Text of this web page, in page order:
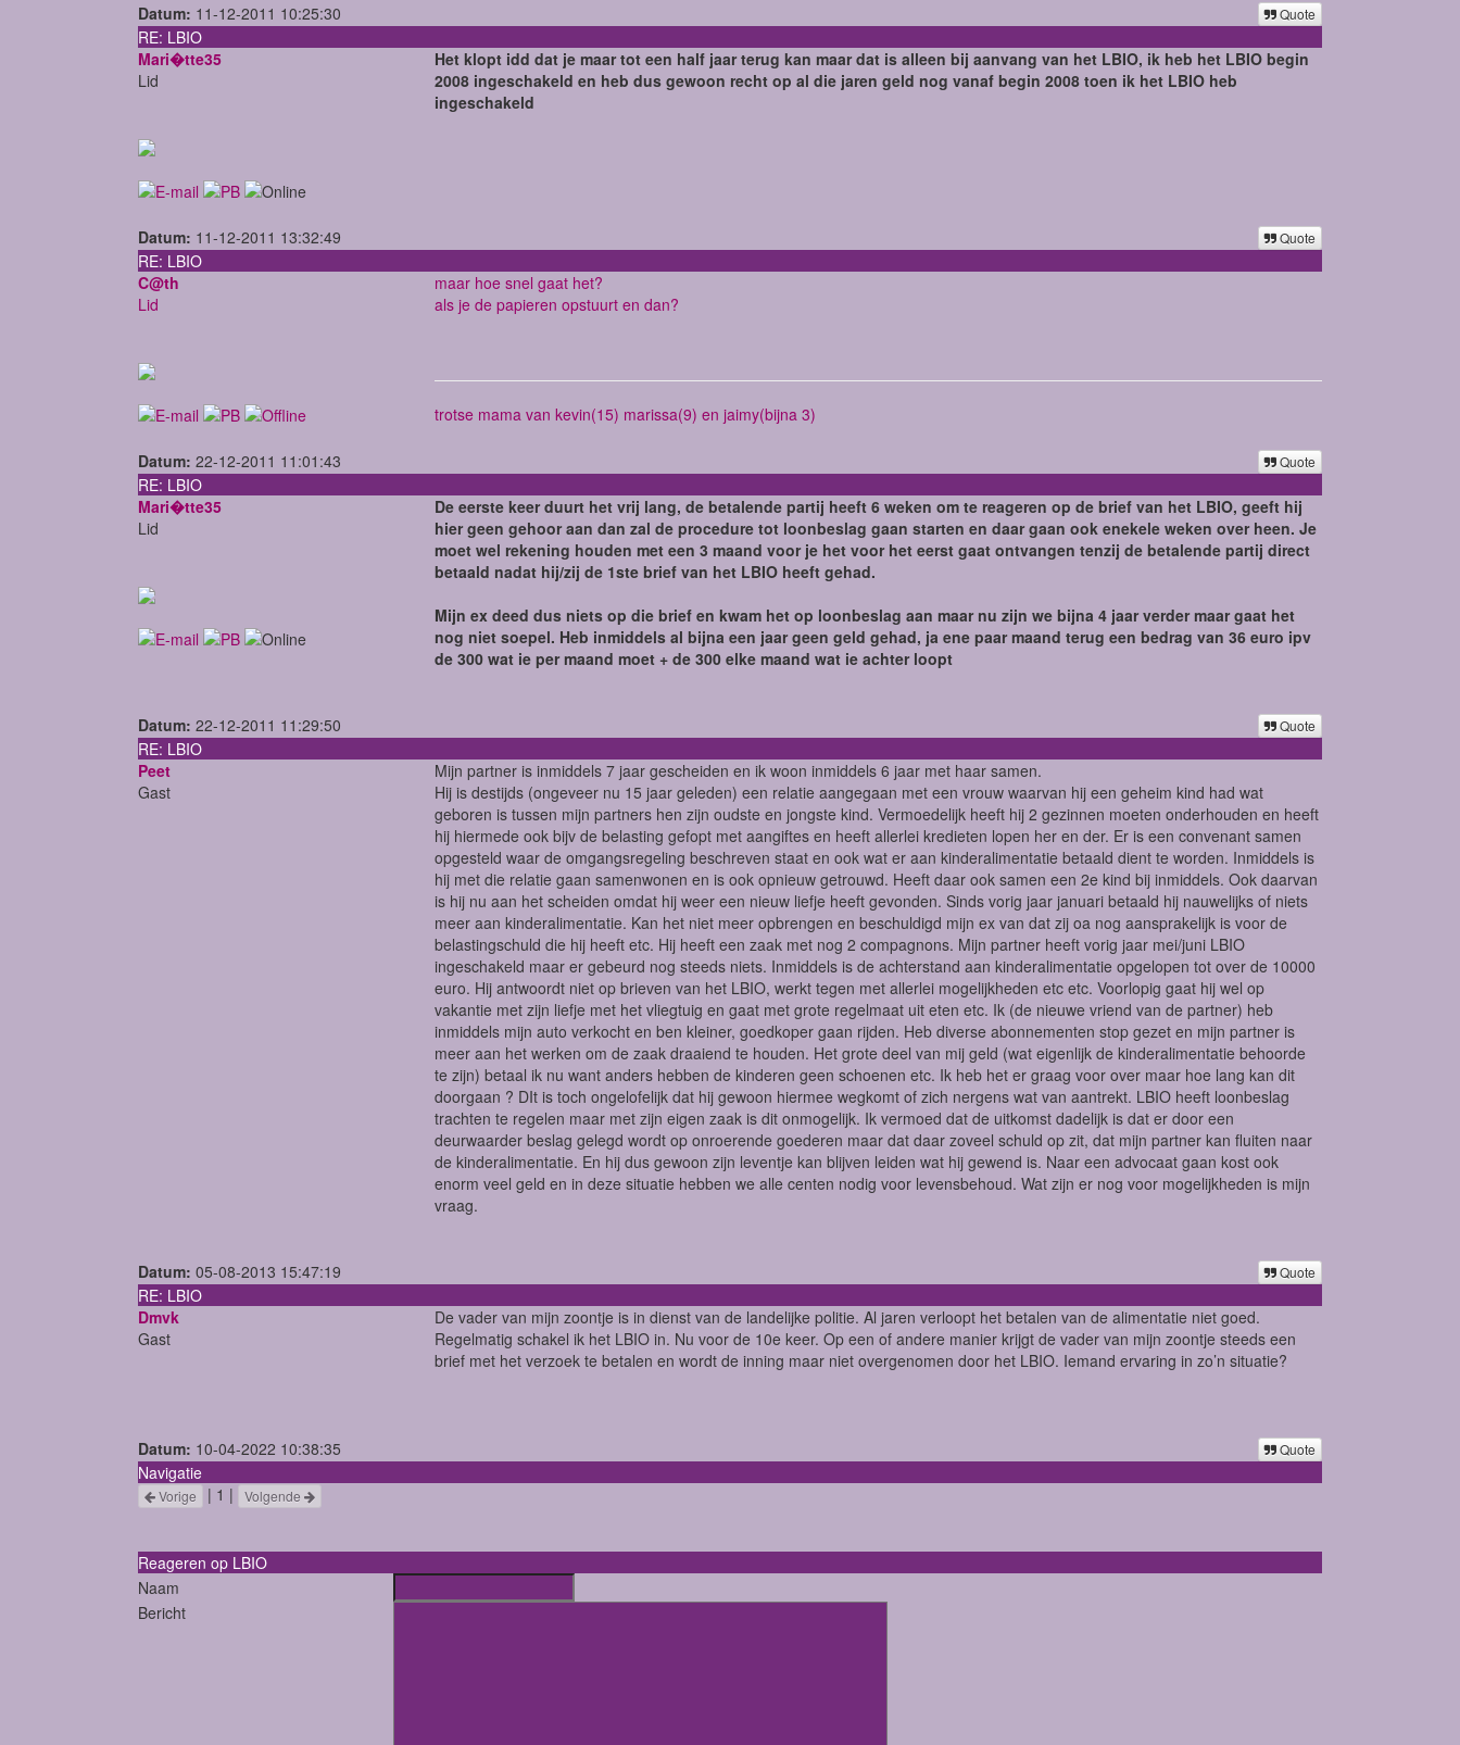
Datum: 11-12-2011 10:25:30 Quote
RE: LBIO
Mari�tte35
Lid
Het klopt idd dat je maar tot een half jaar terug kan maar dat is alleen bij aanvang van het LBIO, ik heb het LBIO begin
2008 ingeschakeld en heb dus gewoon recht op al die jaren geld nog vanaf begin 2008 toen ik het LBIO heb
ingeschakeld
Datum: 11-12-2011 13:32:49 Quote
RE: LBIO
C@th
Lid
maar hoe snel gaat het?
als je de papieren opstuurt en dan?
trotse mama van kevin(15) marissa(9) en jaimy(bijna 3)
Datum: 22-12-2011 11:01:43 Quote
RE: LBIO
Mari�tte35
Lid
De eerste keer duurt het vrij lang, de betalende partij heeft 6 weken om te reageren op de brief van het LBIO, geeft hij
hier geen gehoor aan dan zal de procedure tot loonbeslag gaan starten en daar gaan ook enekele weken over heen. Je
moet wel rekening houden met een 3 maand voor je het voor het eerst gaat ontvangen tenzij de betalende partij direct
betaald nadat hij/zij de 1ste brief van het LBIO heeft gehad.
Mijn ex deed dus niets op die brief en kwam het op loonbeslag aan maar nu zijn we bijna 4 jaar verder maar gaat het
nog niet soepel. Heb inmiddels al bijna een jaar geen geld gehad, ja ene paar maand terug een bedrag van 36 euro ipv
de 300 wat ie per maand moet + de 300 elke maand wat ie achter loopt
Datum: 22-12-2011 11:29:50 Quote
RE: LBIO
Peet
Gast
Mijn partner is inmiddels 7 jaar gescheiden en ik woon inmiddels 6 jaar met haar samen.
Hij is destijds (ongeveer nu 15 jaar geleden) een relatie aangegaan met een vrouw waarvan hij een geheim kind had wat
geboren is tussen mijn partners hen zijn oudste en jongste kind. Vermoedelijk heeft hij 2 gezinnen moeten onderhouden en heeft
hij hiermede ook bijv de belasting gefopt met aangiftes en heeft allerlei kredieten lopen her en der. Er is een convenant samen
opgesteld waar de omgangsregeling beschreven staat en ook wat er aan kinderalimentatie betaald dient te worden. Inmiddels is
hij met die relatie gaan samenwonen en is ook opnieuw getrouwd. Heeft daar ook samen een 2e kind bij inmiddels. Ook daarvan
is hij nu aan het scheiden omdat hij weer een nieuw liefje heeft gevonden. Sinds vorig jaar januari betaald hij nauwelijks of niets
meer aan kinderalimentatie. Kan het niet meer opbrengen en beschuldigd mijn ex van dat zij oa nog aansprakelijk is voor de
belastingschuld die hij heeft etc. Hij heeft een zaak met nog 2 compagnons. Mijn partner heeft vorig jaar mei/juni LBIO
ingeschakeld maar er gebeurd nog steeds niets. Inmiddels is de achterstand aan kinderalimentatie opgelopen tot over de 10000
euro. Hij antwoordt niet op brieven van het LBIO, werkt tegen met allerlei mogelijkheden etc etc. Voorlopig gaat hij wel op
vakantie met zijn liefje met het vliegtuig en gaat met grote regelmaat uit eten etc. Ik (de nieuwe vriend van de partner) heb
inmiddels mijn auto verkocht en ben kleiner, goedkoper gaan rijden. Heb diverse abonnementen stop gezet en mijn partner is
meer aan het werken om de zaak draaiend te houden. Het grote deel van mij geld (wat eigenlijk de kinderalimentatie behoorde
te zijn) betaal ik nu want anders hebben de kinderen geen schoenen etc. Ik heb het er graag voor over maar hoe lang kan dit
doorgaan ? DIt is toch ongelofelijk dat hij gewoon hiermee wegkomt of zich nergens wat van aantrekt. LBIO heeft loonbeslag
trachten te regelen maar met zijn eigen zaak is dit onmogelijk. Ik vermoed dat de uitkomst dadelijk is dat er door een
deurwaarder beslag gelegd wordt op onroerende goederen maar dat daar zoveel schuld op zit, dat mijn partner kan fluiten naar
de kinderalimentatie. En hij dus gewoon zijn leventje kan blijven leiden wat hij gewend is. Naar een advocaat gaan kost ook
enorm veel geld en in deze situatie hebben we alle centen nodig voor levensbehoud. Wat zijn er nog voor mogelijkheden is mijn
vraag.
Datum: 05-08-2013 15:47:19 Quote
RE: LBIO
Dmvk
Gast
De vader van mijn zoontje is in dienst van de landelijke politie. Al jaren verloopt het betalen van de alimentatie niet goed.
Regelmatig schakel ik het LBIO in. Nu voor de 10e keer. Op een of andere manier krijgt de vader van mijn zoontje steeds een
brief met het verzoek te betalen en wordt de inning maar niet overgenomen door het LBIO. Iemand ervaring in zo’n situatie?
Datum: 10-04-2022 10:38:35 Quote
Navigatie
Vorige | 1 | Volgende
Reageren op LBIO
Naam
Bericht